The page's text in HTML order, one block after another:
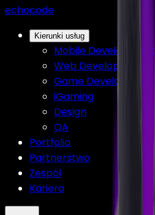
echocode
Kierunki usług
Mobile Development
Web Development
Game Development
iGaming
Design
QA
Portfolio
Partnerstwo
Zespół
Kariera